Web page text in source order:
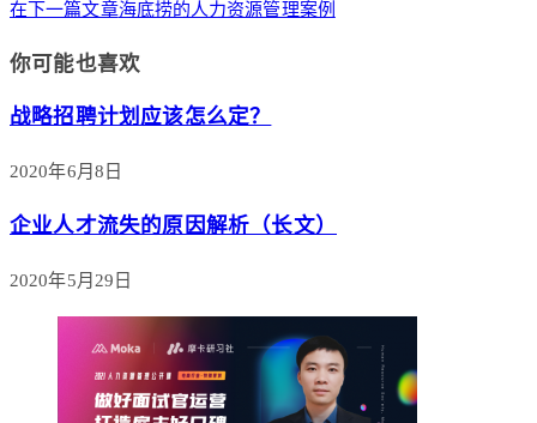
在下一篇文章海底捞的人力资源管理案例
你可能也喜欢
战略招聘计划应该怎么定？
2020年6月8日
企业人才流失的原因解析（长文）
2020年5月29日